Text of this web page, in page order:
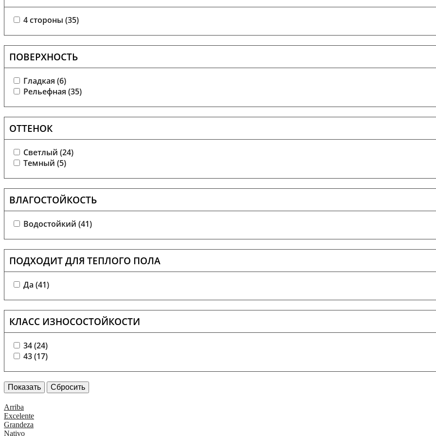
4 стороны (35)
ПОВЕРХНОСТЬ
Гладкая (6)
Рельефная (35)
ОТТЕНОК
Светлый (24)
Темный (5)
ВЛАГОСТОЙКОСТЬ
Водостойкий (41)
ПОДХОДИТ ДЛЯ ТЕПЛОГО ПОЛА
Да (41)
КЛАСС ИЗНОСОСТОЙКОСТИ
34 (24)
43 (17)
Arriba
Excelente
Grandeza
Nativo